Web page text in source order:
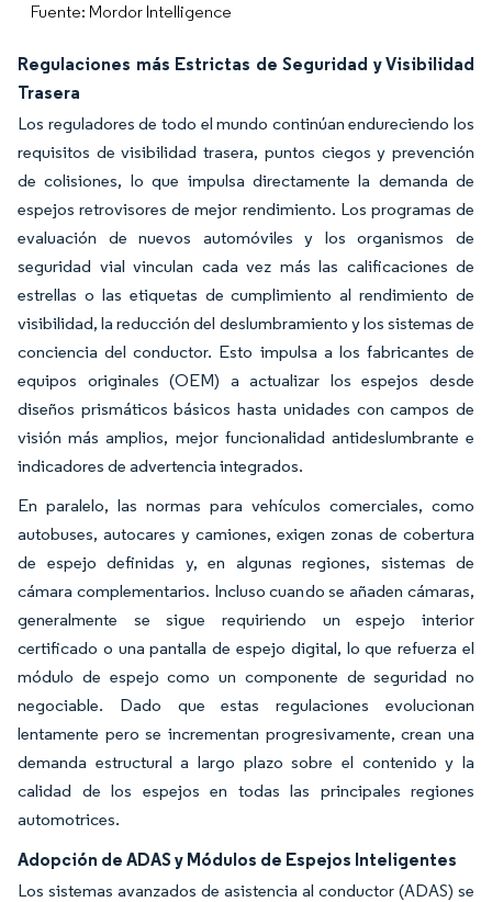
Fuente: Mordor Intelligence
Regulaciones más Estrictas de Seguridad y Visibilidad
Trasera
Los reguladores de todo el mundo continúan endureciendo los
requisitos de visibilidad trasera, puntos ciegos y prevención
de colisiones, lo que impulsa directamente la demanda de
espejos retrovisores de mejor rendimiento. Los programas de
evaluación de nuevos automóviles y los organismos de
seguridad vial vinculan cada vez más las calificaciones de
estrellas o las etiquetas de cumplimiento al rendimiento de
visibilidad, la reducción del deslumbramiento y los sistemas de
conciencia del conductor. Esto impulsa a los fabricantes de
equipos originales (OEM) a actualizar los espejos desde
diseños prismáticos básicos hasta unidades con campos de
visión más amplios, mejor funcionalidad antideslumbrante e
indicadores de advertencia integrados.
En paralelo, las normas para vehículos comerciales, como
autobuses, autocares y camiones, exigen zonas de cobertura
de espejo definidas y, en algunas regiones, sistemas de
cámara complementarios. Incluso cuando se añaden cámaras,
generalmente se sigue requiriendo un espejo interior
certificado o una pantalla de espejo digital, lo que refuerza el
módulo de espejo como un componente de seguridad no
negociable. Dado que estas regulaciones evolucionan
lentamente pero se incrementan progresivamente, crean una
demanda estructural a largo plazo sobre el contenido y la
calidad de los espejos en todas las principales regiones
automotrices.
Adopción de ADAS y Módulos de Espejos Inteligentes
Los sistemas avanzados de asistencia al conductor (ADAS) se